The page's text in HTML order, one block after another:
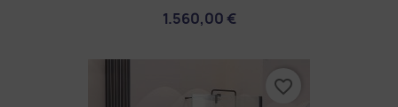
1.560,00 €
favorite_border